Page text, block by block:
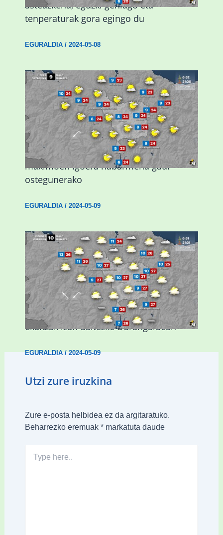
asteazkena, eguzki gehiago eta
tenperaturak gora egingo du
EGURALDIA/ 2024-05-08
Giro eguzkitsua eta tenperatura
maximoen igoera nabarmena gaur
ostegunerako
EGURALDIA/ 2024-05-09
Asteburuan 25 gradu baino gehiago eta
ekaitzak izan daitezke Durangaldean
EGURALDIA/2024-05-09
Utzi zure iruzkina
Zure e-posta helbidea ez da argitaratuko.
Beharrezko eremuak *markatuta daude
here..